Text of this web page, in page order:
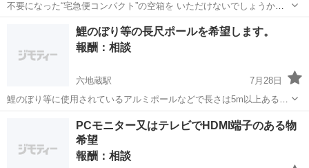
不要になった“宅急便コンパクト”の空箱を いただけないでしょうか？
宛名『剥がし後』あっても大丈夫です 一枚１５円で買います 新品、中
古 不問です 伏見区向島から。
京都市 観月橋駅 買いたい/ください 空箱
鯉のぼり等の長尺ポールを希望します。
報酬：相談
六地蔵駅
7月28日
鯉のぼり等に使用されているアルミポールなどで長さは5m以上あると
助かります。 現状が立っている状態でも撤去に伺えると思います。 ア
マチュア無線をしているのでワイヤー系アンテナに使用したいと考え
六地蔵駅 買いたい/ください
PCモニター又はテレビでHDMI端子のある物
希望
報酬：相談